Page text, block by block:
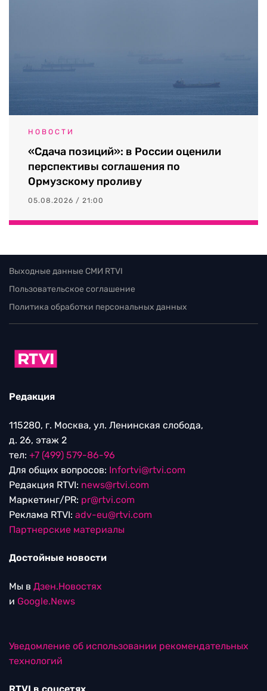
НОВОСТИ
«Сдача позиций»: в России оценили
перспективы соглашения по
Ормузскому проливу
05.08.2026 / 21:00
Выходные данные СМИ RTVI
Пользовательское соглашение
Политика обработки персональных данных
Редакция
115280, г. Москва, ул. Ленинская слобода,
д. 26, этаж 2
тел: +7 (499) 579-86-96
Для общих вопросов: Infortvi@rtvi.com
Редакция RTVI: news@rtvi.com
Маркетинг/PR: pr@rtvi.com
Реклама RTVI: adv-eu@rtvi.com
Партнерские материалы
Достойные новости
Мы в Дзен.Новостях
и Google.News
Уведомление об использовании рекомендательных
технологий